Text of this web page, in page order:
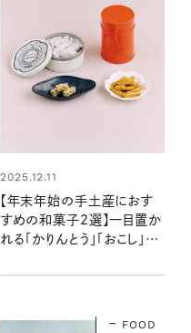
2025.12.11
【年末年始の手土産におす
すめの和菓子2選】一目置か
れる「かりんとう」「おこし」は
FOOD